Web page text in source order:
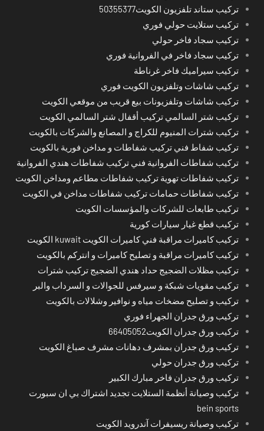
تركيب ستاند تلفزيون الكويت50355377
تركيب ستلايت حولي فوري
تركيب سجاد فاخر حولي
تركيب سجاد فاخر في الفروانية فوري
تركيب سيراميك فاخر غرناطة
تركيب شاشات وتلفزيون الكويت فوري
تركيب شاشات وتلفزيونات بيع قريب من موقعي الكويت
تركيب شتر السالمي تركيب أقفال شتر السالمي الكويت
تركيب شترات المنيوم للكراج و المصانع والشركات بالكويت
تركيب شفاط فني تركيب شفاطات و مداخن فورية بالكويت
تركيب شفاطات الفروانية فني تركيب شفاطات هندي الفروانية
تركيب شفاطات تهوية تركيب شفاطات مطاعم ومداخن الكويت
تركيب شفاطات حمامات تركيب شفاطات مداخن في الكويت
تركيب طابعات للشركات والمؤسسات الكويت
تركيب قطع غيار سيارات كورية
تركيب كاميرات مراقبة فني كاميرات الكويت kuwait الكويت
تركيب كاميرات مراقبة و تصليح كاميرات و انتركم بالكويت
تركيب مظلات الضجيج حداد هندي الضجيج تركيب شترات
تركيب مقويات شبكة و سيرفس للجوالات و السرداب والبر
تركيب و تصليح مضخات مياه و نوافير وشلالات بالكويت
تركيب ورق جدران الجهراء فوري
تركيب ورق جدران الكويت66405052
تركيب ورق جدران بمشرف دهانات مشرف صباغ الكويت
تركيب ورق جدران حولي
تركيب ورق جدران فاخر مبارك الكبير
تركيب وصيانة أنظمة الستلايت تجديد اشتراك بي ان سبورت
bein sports
تركيب وصيانة ريسيفرات آندرويد الكويت